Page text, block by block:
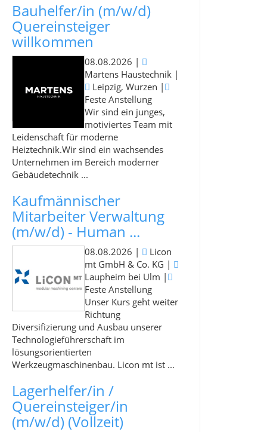
Bauhelfer/in (m/w/d)
Quereinsteiger
willkommen
08.08.2026 |
Martens Haustechnik |
Leipzig, Wurzen |
Feste Anstellung
Wir sind ein junges,
motiviertes Team mit
Leidenschaft für moderne
Heiztechnik.Wir sind ein wachsendes
Unternehmen im Bereich moderner
Gebäudetechnik ...
Kaufmännischer
Mitarbeiter Verwaltung
(m/w/d) - Human ...
08.08.2026 |
Licon
mt GmbH & Co. KG |
Laupheim bei Ulm |
Feste Anstellung
Unser Kurs geht weiter
Richtung
Diversifizierung und Ausbau unserer
Technologieführerschaft im
lösungsorientierten
Werkzeugmaschinenbau. Licon mt ist ...
Lagerhelfer/in /
Quereinsteiger/in
(m/w/d) (Vollzeit)